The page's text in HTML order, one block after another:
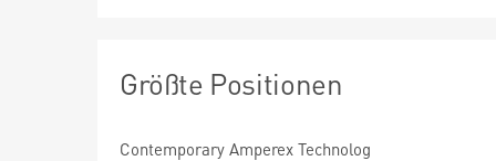
Größte Positionen
Contemporary Amperex Technolog